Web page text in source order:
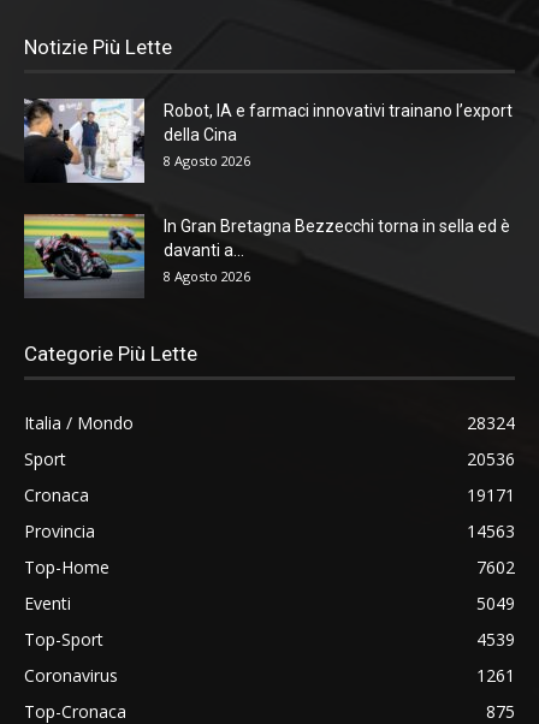
Notizie Più Lette
Robot, IA e farmaci innovativi trainano l’export
della Cina
8 Agosto 2026
In Gran Bretagna Bezzecchi torna in sella ed è
davanti a...
8 Agosto 2026
Categorie Più Lette
Italia / Mondo
28324
Sport
20536
Cronaca
19171
Provincia
14563
Top-Home
7602
Eventi
5049
Top-Sport
4539
Coronavirus
1261
Top-Cronaca
875